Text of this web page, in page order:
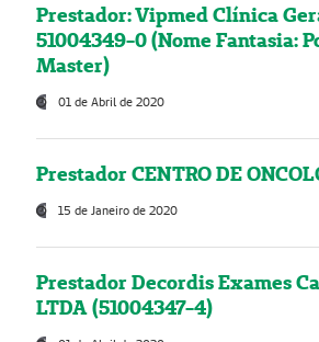
Prestador: Vipmed Clínica
51004349-0 (Nome Fantasia:
Master)
01 de Abril de 2020
Prestador CENTRO DE
15 de Janeiro de 2020
Prestador Decordis Exames
LTDA (51004347-4)